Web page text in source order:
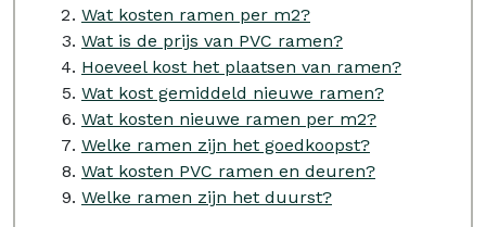
Wat kosten ramen per m2?
Wat is de prijs van PVC ramen?
Hoeveel kost het plaatsen van ramen?
Wat kost gemiddeld nieuwe ramen?
Wat kosten nieuwe ramen per m2?
Welke ramen zijn het goedkoopst?
Wat kosten PVC ramen en deuren?
Welke ramen zijn het duurst?